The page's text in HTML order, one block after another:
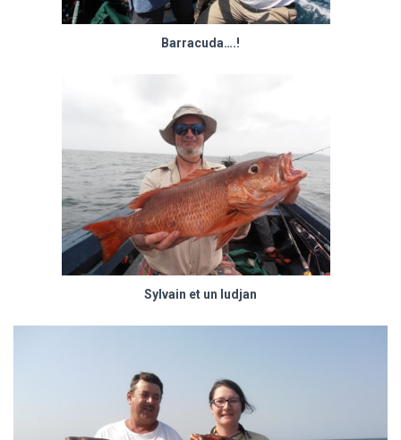
Barracuda….!
Sylvain et un ludjan